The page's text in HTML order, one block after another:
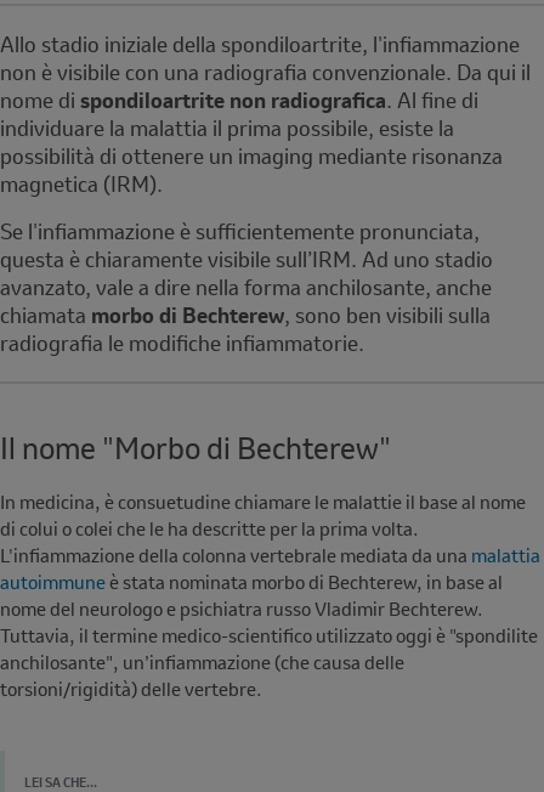
Note
Allo stadio iniziale della spondiloartrite, l'infiammazione
non è visibile con una radiografia convenzionale. Da qui il
nome di spondiloartrite non radiografica. Al fine di
individuare la malattia il prima possibile, esiste la
possibilità di ottenere un imaging mediante risonanza
magnetica (IRM).
Se l'infiammazione è sufficientemente pronunciata,
questa è chiaramente visibile sull’IRM. Ad uno stadio
avanzato, vale a dire nella forma anchilosante, anche
chiamata morbo di Bechterew, sono ben visibili sulla
radiografia le modifiche infiammatorie.
Il nome "Morbo di Bechterew"
In medicina, è consuetudine chiamare le malattie il base al nome
di colui o colei che le ha descritte per la prima volta.
L'infiammazione della colonna vertebrale mediata da una malattia
autoimmuneè stata nominata morbo di Bechterew, in base al
nome del neurologo e psichiatra russo Vladimir Bechterew.
Tuttavia, il termine medico-scientifico utilizzato oggi è "spondilite
anchilosante", un’infiammazione (che causa delle
torsioni/rigidità) delle vertebre.
FACTS
LEI SA CHE...